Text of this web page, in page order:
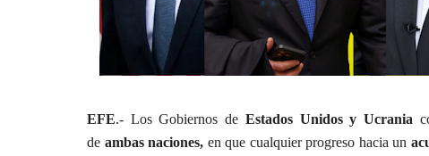
EFE.- Los Gobiernos de Estados Unidos y Ucrania
de ambas naciones, en que cualquier progreso hacia un